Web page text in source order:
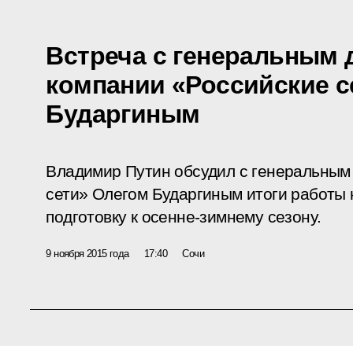
Встреча с генеральным
компании «Российские
Бударгиным
Владимир Путин обсудил с
сети» Олегом Бударгиным итоги работы
подготовку к осенне-зимнему сезону.
9 ноября 2015 года 17:40 Сочи